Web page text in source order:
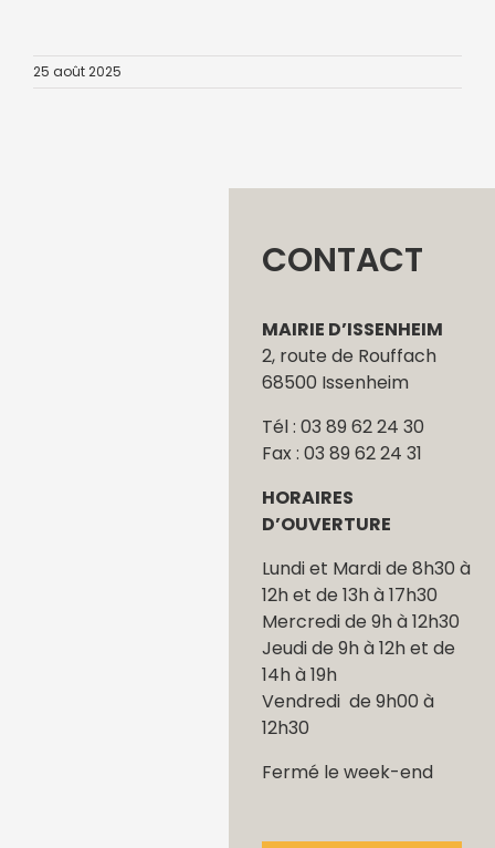
25 août 2025
CONTACT
MAIRIE D’ISSENHEIM
2, route de Rouffach
68500 Issenheim
Tél : 03 89 62 24 30
Fax : 03 89 62 24 31
HORAIRES
D’OUVERTURE
Lundi et Mardi de 8h30 à
12h et de 13h à 17h30
Mercredi de 9h à 12h30
Jeudi de 9h à 12h et de
14h à 19h
Vendredi de 9h00 à
12h30
Fermé le week-end